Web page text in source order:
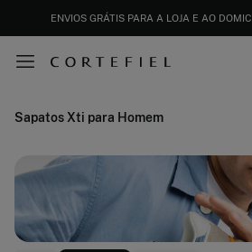
ENVIOS GRÁTIS PARA A LOJA E AO
Sapatos Xti para Homem